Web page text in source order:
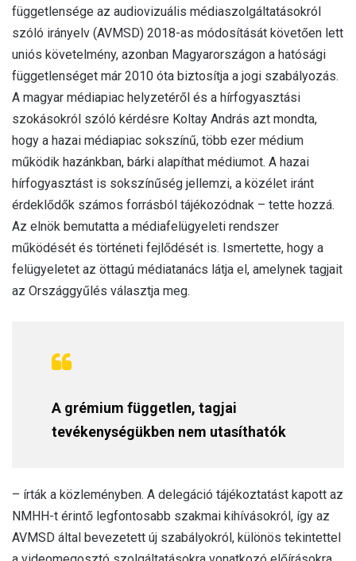
függetlensége az audiovizuális médiaszolgáltatásokról
szóló irányelv (AVMSD) 2018-as módosítását követően lett
uniós követelmény, azonban Magyarországon a hatósági
függetlenséget már 2010 óta biztosítja a jogi szabályozás.
A magyar médiapiac helyzetéről és a hírfogyasztási
szokásokról szóló kérdésre Koltay András azt mondta,
hogy a hazai médiapiac sokszínű, több ezer médium
működik hazánkban, bárki alapíthat médiumot. A hazai
hírfogyasztást is sokszínűség jellemzi, a közélet iránt
érdeklődők számos forrásból tájékozódnak – tette hozzá.
Az elnök bemutatta a médiafelügyeleti rendszer
működését és történeti fejlődését is. Ismertette, hogy a
felügyeletet az öttagú médiatanács látja el, amelynek tagjait
az Országgyűlés választja meg.
A grémium független, tagjai
tevékenységükben nem utasíthatók
– írták a közleményben. A delegáció tájékoztatást kapott az
NMHH-t érintő legfontosabb szakmai kihívásokról, így az
AVMSD által bevezetett új szabályokról, különös tekintettel